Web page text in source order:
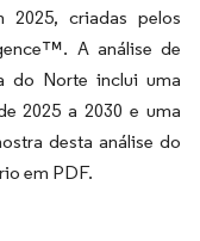
2025, criadas pelos
A análise de
do Norte inclui uma
2025 a 2030 e uma
desta análise do
em PDF.